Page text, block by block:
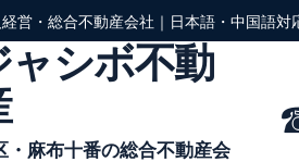
営・総合不動産会社｜日本語・中国語対
ャシボ不動
・麻布十番の総合不動産会